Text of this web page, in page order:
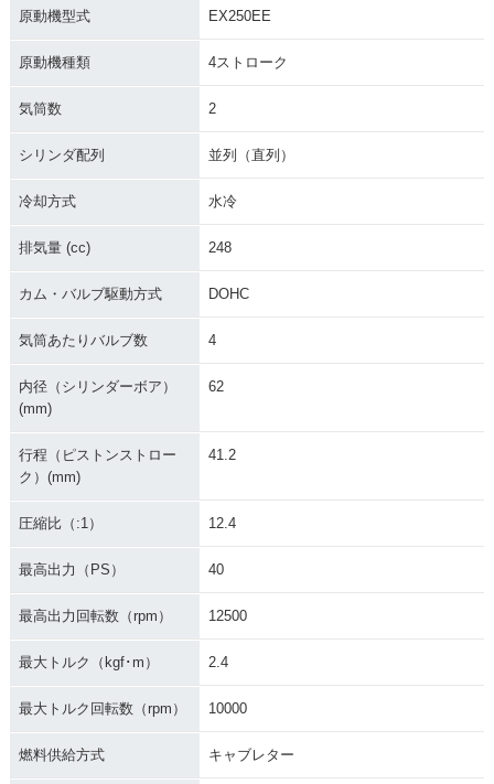
原動機型式 EX250EE
原動機種類 4ストローク
気筒数 2
シリンダ配列 並列（直列）
冷却方式 水冷
排気量 (cc) 248
カム・バルブ駆動方式 DOHC
気筒あたりバルブ数 4
内径（シリンダーボア）
(mm)
62
行程（ピストンストロー
ク）(mm)
41.2
圧縮比（:1） 12.4
最高出力（PS） 40
最高出力回転数（rpm） 12500
最大トルク（kgf･m） 2.4
最大トルク回転数（rpm） 10000
燃料供給方式 キャブレター